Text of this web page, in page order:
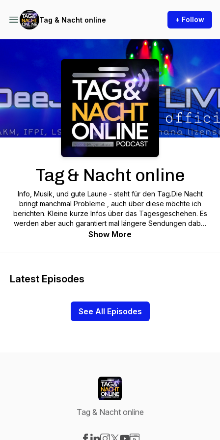
Tag & Nacht online + Follow
Podcast Background Image
Tag & Nacht online
Info, Musik, und gute Laune - steht für den Tag.Die Nacht
bringt manchmal Probleme , auch über diese möchte ich
berichten. Kleine kurze Infos über das Tagesgeschehen. Es
werden aber auch garantiert mal längere Sendungen dabei
sein. Freue mich wenn du vorbeischaust, und rein hörst. Lg
Show More
Latest Episodes
See All Episodes
Tag & Nacht online